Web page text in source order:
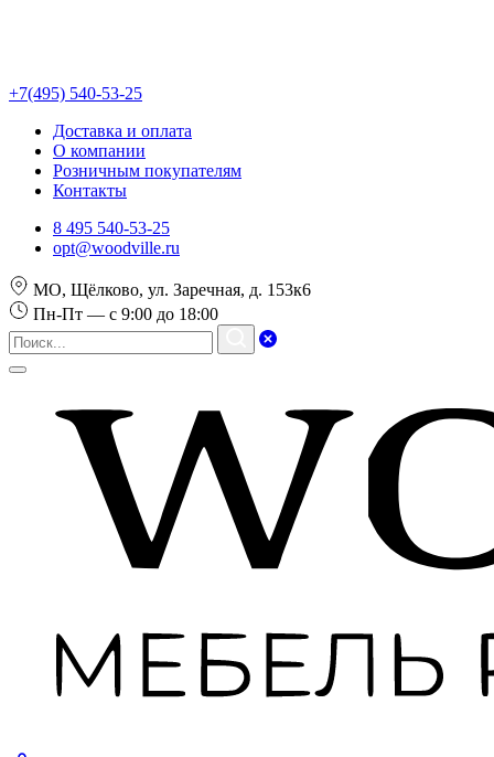
+7(495) 540-53-25
Доставка и оплата
О компании
Розничным покупателям
Контакты
8 495 540-53-25
opt@woodville.ru
МО, Щёлково, ул. Заречная, д. 153к6
Пн-Пт — с 9:00 до 18:00